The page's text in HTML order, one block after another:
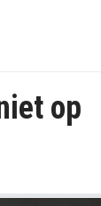
op